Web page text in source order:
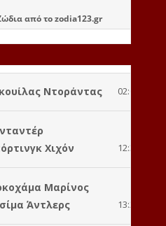
από τοzodia123.gr